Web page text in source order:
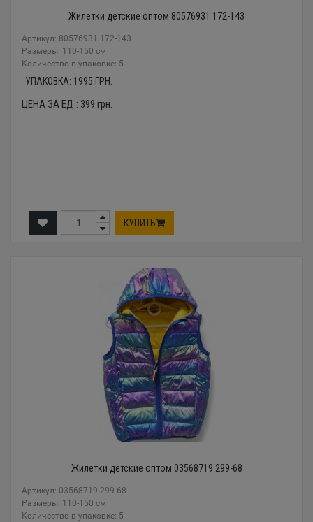
Жилетки детские оптом 80576931 172-143
Артикул: 80576931 172-143
Размеры: 110-150 см
Количество в упаковке: 5
УПАКОВКА: 1995 ГРН.
ЦЕНА ЗА ЕД.: 399 грн.
КУПИТЬ
Жилетки детские оптом 03568719 299-68
Артикул: 03568719 299-68
Размеры: 110-150 см
Количество в упаковке: 5